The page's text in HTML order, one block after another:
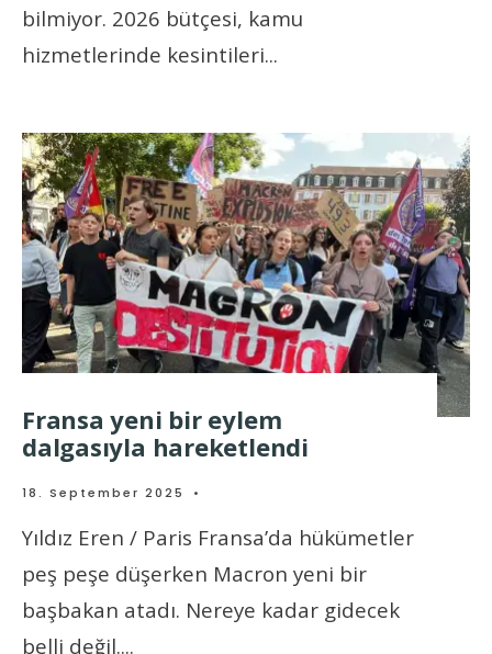
bilmiyor. 2026 bütçesi, kamu
hizmetlerinde kesintileri...
Fransa yeni bir eylem
dalgasıyla hareketlendi
18. September 2025 •
Yıldız Eren / Paris Fransa’da hükümetler
peş peşe düşerken Macron yeni bir
başbakan atadı. Nereye kadar gidecek
belli değil....